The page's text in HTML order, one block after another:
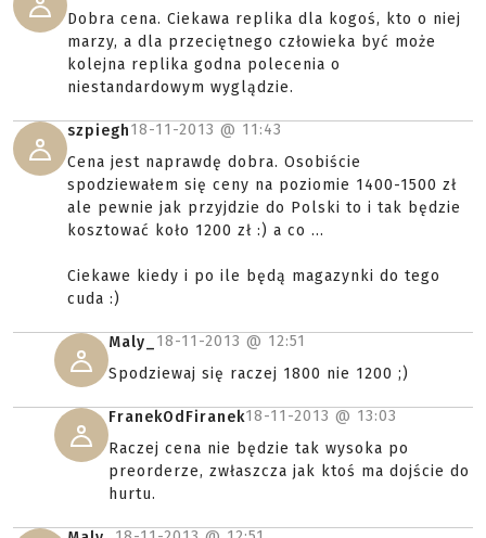
Dobra cena. Ciekawa replika dla kogoś, kto o niej
marzy, a dla przeciętnego człowieka być może
kolejna replika godna polecenia o
niestandardowym wyglądzie.
szpiegh18-11-2013 @ 11:43
Cena jest naprawdę dobra. Osobiście
spodziewałem się ceny na poziomie 1400-1500 zł
ale pewnie jak przyjdzie do Polski to i tak będzie
kosztować koło 1200 zł :) a co ...
Ciekawe kiedy i po ile będą magazynki do tego
cuda :)
Maly_ 18-11-2013 @ 12:51
Spodziewaj się raczej 1800 nie 1200 ;)
FranekOdFiranek18-11-2013 @ 13:03
Raczej cena nie będzie tak wysoka po
preorderze, zwłaszcza jak ktoś ma dojście do
hurtu.